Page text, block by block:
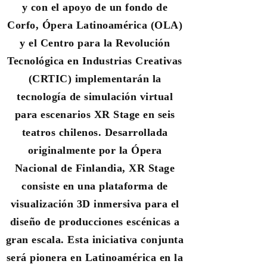
y con el apoyo de un fondo de
Corfo, Ópera Latinoamérica (OLA)
y el Centro para la Revolución
Tecnológica en Industrias Creativas
(CRTIC) implementarán la
tecnología de simulación virtual
para escenarios XR Stage en seis
teatros chilenos. Desarrollada
originalmente por la Ópera
Nacional de Finlandia, XR Stage
consiste en una plataforma de
visualización 3D inmersiva para el
diseño de producciones escénicas a
gran escala. Esta iniciativa conjunta
será pionera en Latinoamérica en la